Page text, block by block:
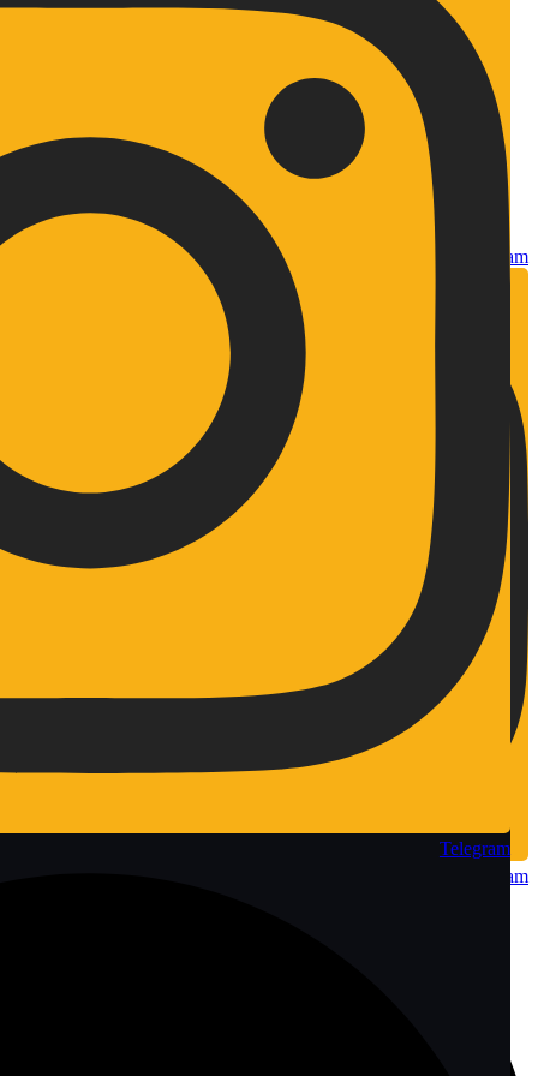
Telegram
وب سایت
شبکه های اجتماعی
رویدادها
نمونه کار ها
مقالات
تماس با ما
درباره ما
Instagram
Telegram